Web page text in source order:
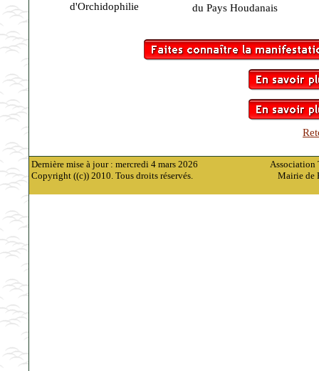
d'Orchidophilie
du Pays Houdanais
Dernière mise à jour : mercredi 4 mars 2026
Copyright ((c)) 2010. Tous droits réservés.
Association
Mairie de